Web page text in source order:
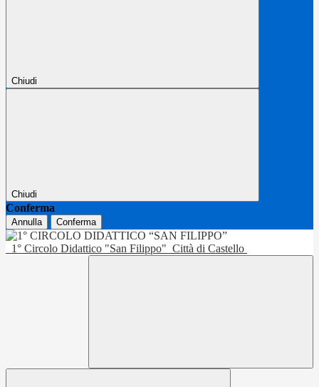
Chiudi
Chiudi
Conferma
Annulla Conferma
1° Circolo Didattico "San Filippo" Città di Castello